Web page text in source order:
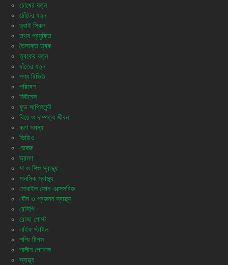
চোখের যত্ন
ঠোঁটের যত্ন
ড্রাই স্কিন
তথ্য প্রযুক্তি
তৈলাক্ত ত্বক
ত্বকের যত্ন
দাঁতের যত্ন
পণ্য রিভিউ
পরিবেশ
ফিটনেস
ফুড সাপ্লিমেন্ট
বিয়ে ও দাম্পত্য জীবন
ব্রণ সমস্যা
ভিডিও
ভেষজ
ভ্রমণ
মা ও শিশু স্বাস্থ্য
মানসিক স্বাস্থ্য
মোবাইল ফোন এক্সেসরিজ
যৌন ও প্রজনন স্বাস্থ্য
রেসিপি
রোজা পোস্ট
লাইফ স্টাইল
শপিং টিপস
শালীন পোশাক
স্বাস্থ্য